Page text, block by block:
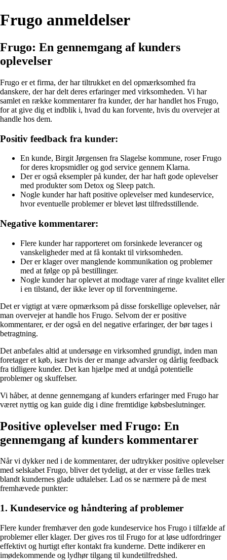
Frugo anmeldelser
Frugo: En gennemgang af kunders
oplevelser
Frugo er et firma, der har tiltrukket en del opmærksomhed fra
danskere, der har delt deres erfaringer med virksomheden. Vi har
samlet en række kommentarer fra kunder, der har handlet hos Frugo,
for at give dig et indblik i, hvad du kan forvente, hvis du overvejer at
handle hos dem.
Positiv feedback fra kunder:
En kunde, Birgit Jørgensen fra Slagelse kommune, roser Frugo
for deres kropsmidler og god service gennem Klarna.
Der er også eksempler på kunder, der har haft gode oplevelser
med produkter som Detox og Sleep patch.
Nogle kunder har haft positive oplevelser med kundeservice,
hvor eventuelle problemer er blevet løst tilfredsstillende.
Negative kommentarer:
Flere kunder har rapporteret om forsinkede leverancer og
vanskeligheder med at få kontakt til virksomheden.
Der er klager over manglende kommunikation og problemer
med at følge op på bestillinger.
Nogle kunder har oplevet at modtage varer af ringe kvalitet eller
i en tilstand, der ikke lever op til forventningerne.
Det er vigtigt at være opmærksom på disse forskellige oplevelser, når
man overvejer at handle hos Frugo. Selvom der er positive
kommentarer, er der også en del negative erfaringer, der bør tages i
betragtning.
Det anbefales altid at undersøge en virksomhed grundigt, inden man
foretager et køb, især hvis der er mange advarsler og dårlig feedback
fra tidligere kunder. Det kan hjælpe med at undgå potentielle
problemer og skuffelser.
Vi håber, at denne gennemgang af kunders erfaringer med Frugo har
været nyttig og kan guide dig i dine fremtidige købsbeslutninger.
Positive oplevelser med Frugo: En
gennemgang af kunders kommentarer
Når vi dykker ned i de kommentarer, der udtrykker positive oplevelser
med selskabet Frugo, bliver det tydeligt, at der er visse fælles træk
blandt kundernes glade udtalelser. Lad os se nærmere på de mest
fremhævede punkter:
1. Kundeservice og håndtering af problemer
Flere kunder fremhæver den gode kundeservice hos Frugo i tilfælde af
problemer eller klager. Der gives ros til Frugo for at løse udfordringer
effektivt og hurtigt efter kontakt fra kunderne. Dette indikerer en
imødekommende og lydhør tilgang til kundetilfredshed.